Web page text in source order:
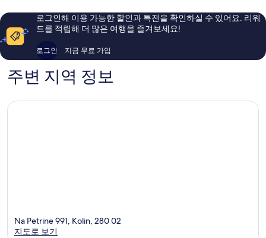
터
후
기
168
개
용
로그인해 이용 가능한 할인과 특전을 확인하실 수 있어요. 리워
드를 적립해 더 많은 여행을 즐겨보세요!
로그인 지금 무료 가입
주변 지역 정보
Na Petrine 991, Kolin, 280 02
지도로 보기